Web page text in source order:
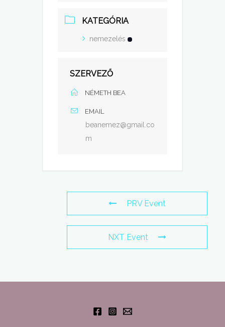
KATEGÓRIA
nemezelés
SZERVEZŐ
NÉMETH BEA
EMAIL
beanemez@gmail.co
m
PRV Event
NXT Event